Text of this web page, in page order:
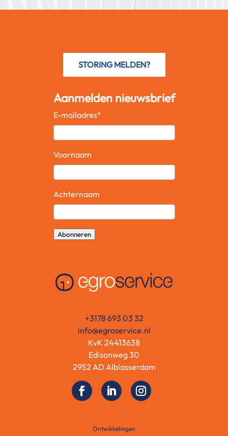
STORING MELDEN?
Aanmelden nieuwsbrief
E-mailadres*
Voornaam
Achternaam
Abonneren
+3178 693 03 32
info@egroservice.nl
KvK 24413638
Edisonweg 30
2952 AD Alblasserdam
Ontwikkelingen